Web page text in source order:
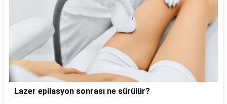
Lazer epilasyon sonrası ne sürülür?